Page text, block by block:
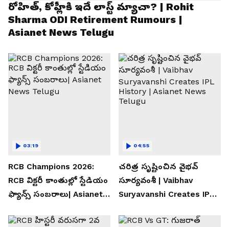
రోహిత్, కోహ్లీకి ఇదే లాస్ట్ మ్యాచా? | Rohit
Sharma ODI Retirement Rumours |
Asianet News Telugu
RCB Champions 2026:
RCB విక్టరీ కాంతుల్లో స్టేడియం
ఫ్యాన్స్ సంబరాలు| Asianet
03:19
చరిత్ర సృష్టించిన వైభవ్
సూర్యవంశీ | Vaibhav
Suryavanshi Creates IPL
Telugu
04:55